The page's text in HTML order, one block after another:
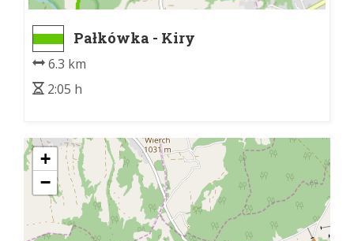
Pałkówka - Kiry
6.3 km
2:05 h
+
−